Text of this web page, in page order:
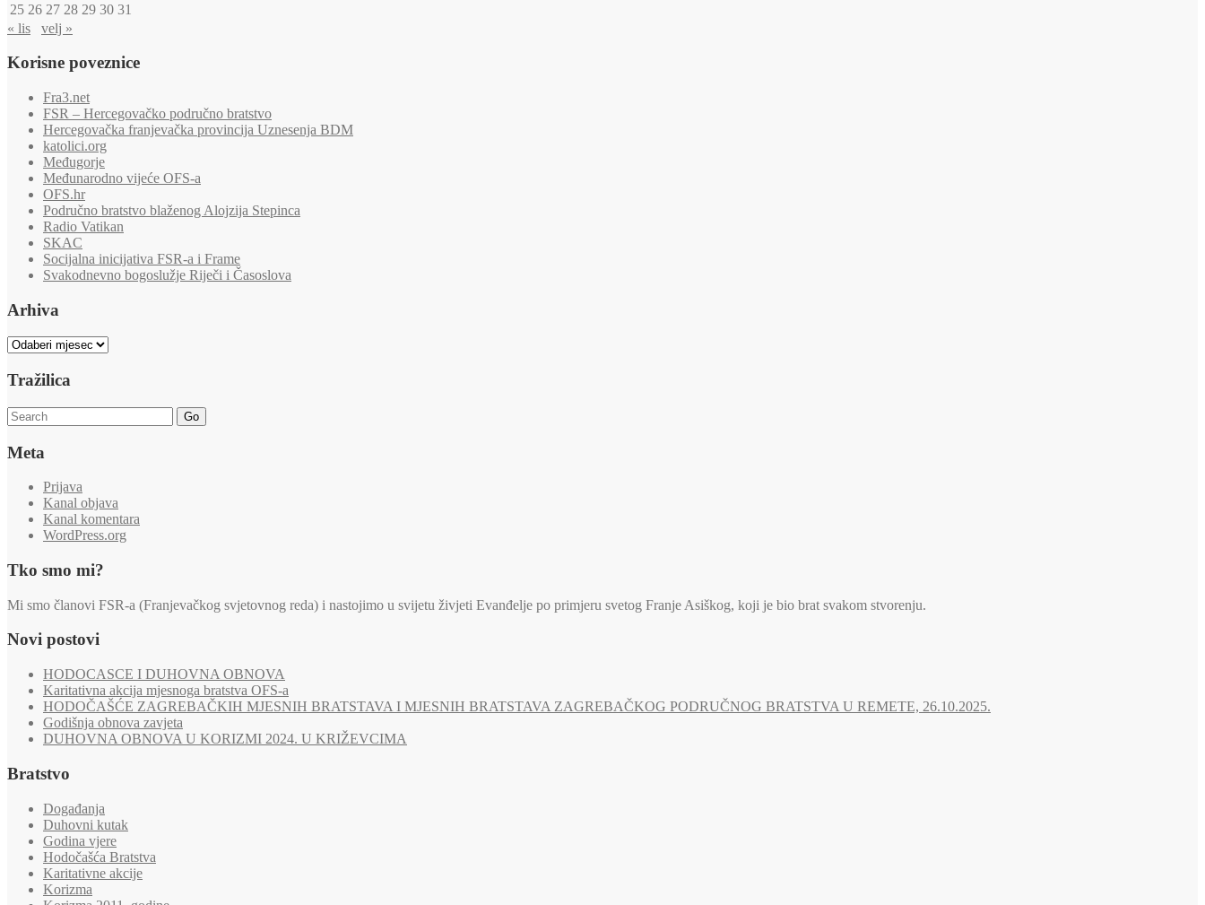
25 26 27 28 29 30 31
« lis
velj »
Korisne poveznice
Fra3.net
FSR – Hercegovačko područno bratstvo
Hercegovačka franjevačka provincija Uznesenja BDM
katolici.org
Međugorje
Međunarodno vijeće OFS-a
OFS.hr
Područno bratstvo blaženog Alojzija Stepinca
Radio Vatikan
SKAC
Socijalna inicijativa FSR-a i Frame
Svakodnevno bogoslužje Riječi i Časoslova
Arhiva
Arhiva
Tražilica
Go
Meta
Prijava
Kanal objava
Kanal komentara
WordPress.org
Tko smo mi?
Mi smo članovi FSR-a (Franjevačkog svjetovnog reda) i nastojimo u svijetu živjeti Evanđelje po primjeru svetog Franje Asiškog, koji je bio brat svakom stvorenju.
Novi postovi
HODOCASCE I DUHOVNA OBNOVA
Karitativna akcija mjesnoga bratstva OFS-a
HODOČAŠĆE ZAGREBAČKIH MJESNIH BRATSTAVA I MJESNIH BRATSTAVA ZAGREBAČKOG PODRUČNOG BRATSTVA U REMETE, 26.10.2025.
Godišnja obnova zavjeta
DUHOVNA OBNOVA U KORIZMI 2024. U KRIŽEVCIMA
Bratstvo
Događanja
Duhovni kutak
Godina vjere
Hodočašća Bratstva
Karitativne akcije
Korizma